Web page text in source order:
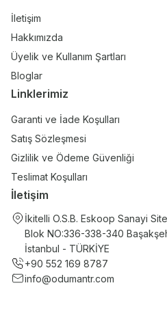
İletişim
Hakkımızda
Üyelik ve Kullanım Şartları
Bloglar
Linklerimiz
Garanti ve İade Koşulları
Satış Sözleşmesi
Gizlilik ve Ödeme Güvenliği
Teslimat Koşulları
İletişim
İkitelli O.S.B. Eskoop Sanayi
Blok NO:336-338-340
İstanbul - TÜRKİYE
+90 552 169 8787
info@odumantr.com